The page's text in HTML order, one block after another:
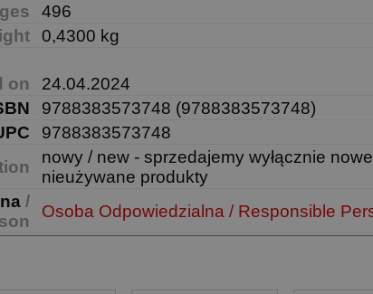
496
0,4300 kg
on
24.04.2024
9788383573748 (9788383573748)
9788383573748
nowy / new - sprzedajemy wyłącznie nowe
nieużywane produkty
/
Osoba Odpowiedzialna / Responsible